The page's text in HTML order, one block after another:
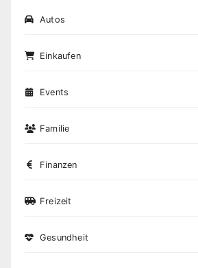
Autos
Einkaufen
Events
Familie
Finanzen
Freizeit
Gesundheit